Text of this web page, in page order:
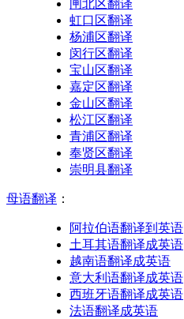
闸北区翻译
虹口区翻译
杨浦区翻译
闵行区翻译
宝山区翻译
嘉定区翻译
金山区翻译
松江区翻译
青浦区翻译
奉贤区翻译
崇明县翻译
母语翻译 ：
阿拉伯语翻译到英语
土耳其语翻译成英语
越南语翻译成英语
意大利语翻译成英语
西班牙语翻译成英语
法语翻译成英语